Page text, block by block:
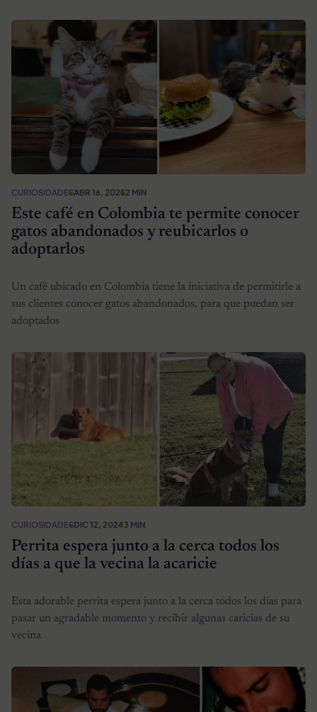
CURIOSIDADESABR 16, 20252 MIN
Este café en Colombia te permite conocer
gatos abandonados y reubicarlos o
adoptarlos
Un café ubicado en Colombia tiene la iniciativa de permitirle a
sus clientes conocer gatos abandonados, para que puedan ser
adoptados
CURIOSIDADESDIC 12, 20243 MIN
Perrita espera junto a la cerca todos los
días a que la vecina la acaricie
Esta adorable perrita espera junto a la cerca todos los días para
pasar un agradable momento y recibir algunas caricias de su
vecina